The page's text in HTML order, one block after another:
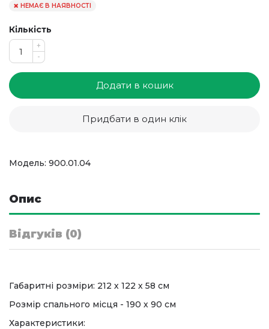
НЕМАЄ В НАЯВНОСТІ
Кількість
+
-
Додати в кошик
Придбати в один клік
Модель: 900.01.04
Опис
Відгуків (0)
Габаритні розміри: 212 х 122 х 58 см
Розмір спального місця - 190 х 90 см
Характеристики: